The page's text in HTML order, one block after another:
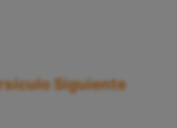
Siguiente